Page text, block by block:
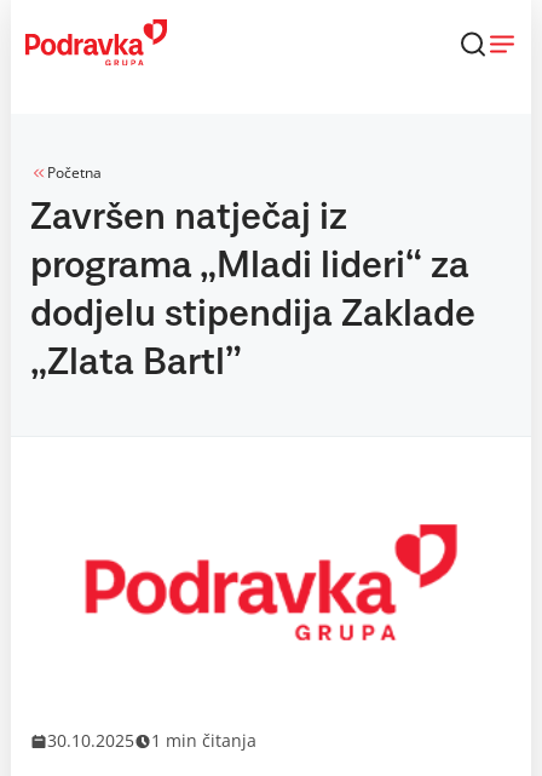
content
Početna
Završen natječaj iz
programa „Mladi lideri“ za
dodjelu stipendija Zaklade
„Zlata Bartl”
30.10.2025 1 min čitanja